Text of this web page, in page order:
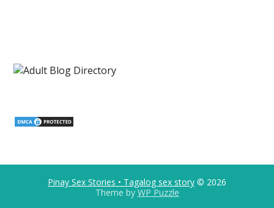
Pinay Sex Stories • Tagalog sex story © 2026
Theme by WP Puzzle